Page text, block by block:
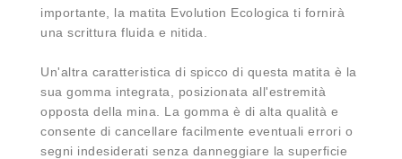
importante, la matita Evolution Ecologica ti fornirà
una scrittura fluida e nitida.
Un'altra caratteristica di spicco di questa matita è la
sua gomma integrata, posizionata all'estremità
opposta della mina. La gomma è di alta qualità e
consente di cancellare facilmente eventuali errori o
segni indesiderati senza danneggiare la superficie